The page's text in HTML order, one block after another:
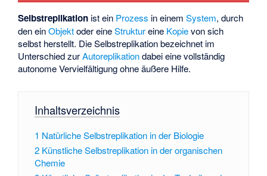
Selbstreplikation ist ein Prozess in einemSystem, durch
den einObjektoder eineStruktureine Kopievon sich
selbst herstellt. Die Selbstreplikation bezeichnet im
Unterschied zurAutoreplikationdabei eine vollständig
autonome Vervielfältigung ohne äußere Hilfe.
Inhaltsverzeichnis
1 Natürliche Selbstreplikation in der Biologie
2 Künstliche Selbstreplikation in der organischen
Chemie